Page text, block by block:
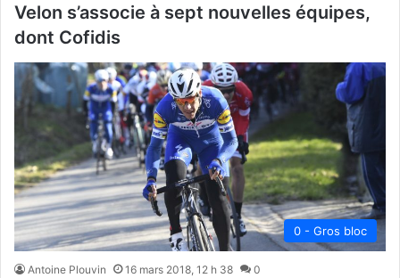
Velon s’associe à sept nouvelles équipes,
dont Cofidis
0 - Gros bloc
Antoine Plouvin 16 mars 2018, 12 h 38 0